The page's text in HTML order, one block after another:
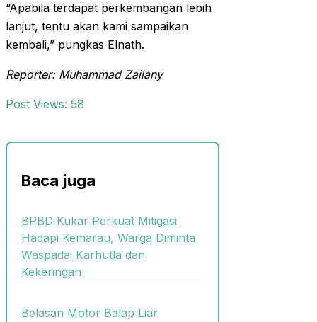
“Apabila terdapat perkembangan lebih
lanjut, tentu akan kami sampaikan
kembali,” pungkas Elnath.
Reporter: Muhammad Zailany
Post Views: 58
Baca juga
BPBD Kukar Perkuat Mitigasi
Hadapi Kemarau, Warga Diminta
Waspadai Karhutla dan
Kekeringan
Belasan Motor Balap Liar